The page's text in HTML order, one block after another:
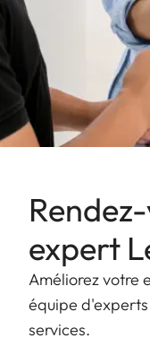
expert
Améliorez votre
équipe
services.